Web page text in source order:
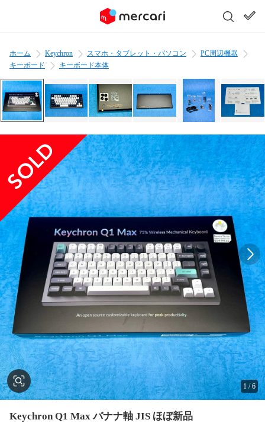
ホーム Keychron スマホ・タブレット・パソコン
PC周辺機器
キーボード
キーボード本体
1 /6
Keychron Q1 Max バナナ軸 JIS ほぼ新品